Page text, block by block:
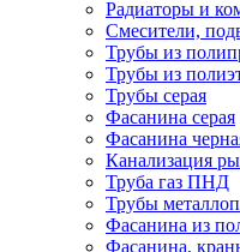
Радиаторы и
Смесители,
Трубы из
Трубы из
Трубы серая
Фасанина серая
Фасанина
Канализация
Труба газ ПНД
Трубы
Фасанина из
Фасанина,